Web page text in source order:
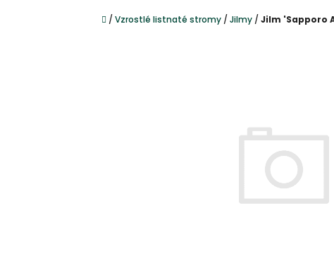
Domů
/ Vzrostlé listnaté stromy / Jilmy / Jilm 'Sapporo